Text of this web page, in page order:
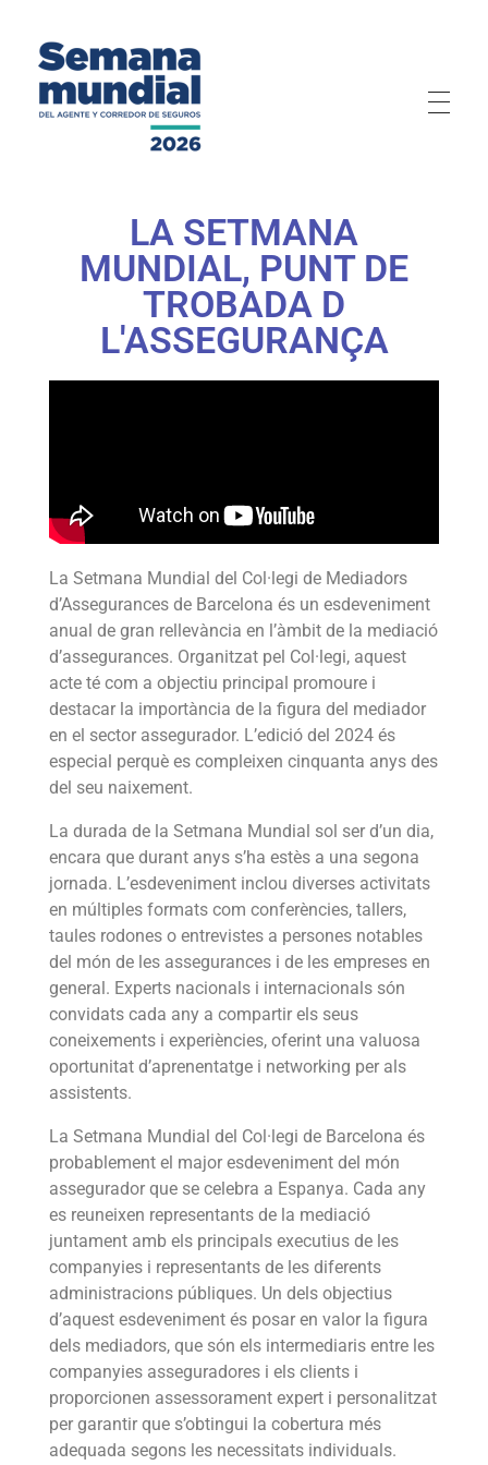
LA SETMANA
MUNDIAL, PUNT DE
TROBADA D
L'ASSEGURANÇA
La Setmana Mundial del Col·legi de Mediadors
d’Assegurances de Barcelona és un esdeveniment
anual de gran rellevància en l’àmbit de la mediació
d’assegurances. Organitzat pel Col·legi, aquest
acte té com a objectiu principal promoure i
destacar la importància de la figura del mediador
en el sector assegurador. L’edició del 2024 és
especial perquè es compleixen cinquanta anys des
del seu naixement.
La durada de la Setmana Mundial sol ser d’un dia,
encara que durant anys s’ha estès a una segona
jornada. L’esdeveniment inclou diverses activitats
en múltiples formats com conferències, tallers,
taules rodones o entrevistes a persones notables
del món de les assegurances i de les empreses en
general. Experts nacionals i internacionals són
convidats cada any a compartir els seus
coneixements i experiències, oferint una valuosa
oportunitat d’aprenentatge i networking per als
assistents.
La Setmana Mundial del Col·legi de Barcelona és
probablement el major esdeveniment del món
assegurador que se celebra a Espanya. Cada any
es reuneixen representants de la mediació
juntament amb els principals executius de les
companyies i representants de les diferents
administracions públiques. Un dels objectius
d’aquest esdeveniment és posar en valor la figura
dels mediadors, que són els intermediaris entre les
companyies asseguradores i els clients i
proporcionen assessorament expert i personalitzat
per garantir que s’obtingui la cobertura més
adequada segons les necessitats individuals.